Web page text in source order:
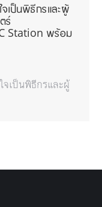
เป็นพิธีกรและผู้
ร์
Station พร้อม
เป็นพิธีกรและผู้